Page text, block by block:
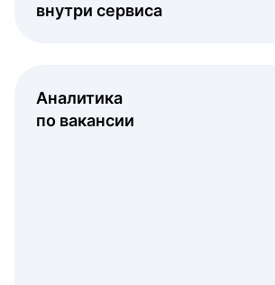
внутри сервиса
Аналитика
по вакансии